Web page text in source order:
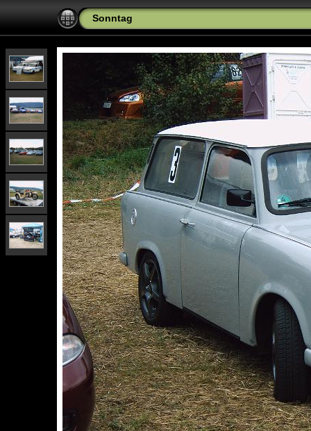
Sonntag